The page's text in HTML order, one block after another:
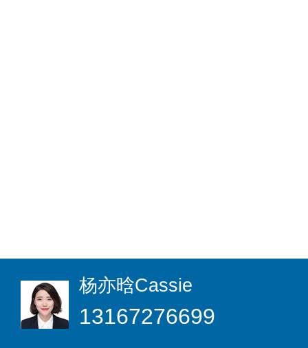
杨亦晗Cassie
13167276699